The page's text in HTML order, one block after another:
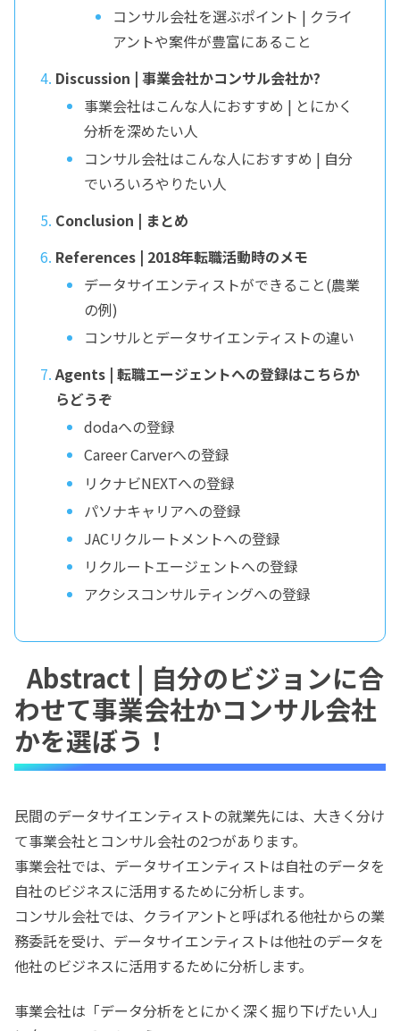
コンサル会社を選ぶポイント | クライ
アントや案件が豊富にあること
Discussion | 事業会社かコンサル会社か?
事業会社はこんな人におすすめ | とにかく
分析を深めたい人
コンサル会社はこんな人におすすめ | 自分
でいろいろやりたい人
Conclusion | まとめ
References | 2018年転職活動時のメモ
データサイエンティストができること(農業
の例)
コンサルとデータサイエンティストの違い
Agents | 転職エージェントへの登録はこちらか
らどうぞ
dodaへの登録
Career Carverへの登録
リクナビNEXTへの登録
パソナキャリアへの登録
JACリクルートメントへの登録
リクルートエージェントへの登録
アクシスコンサルティングへの登録
Abstract | 自分のビジョンに合
わせて事業会社かコンサル会社
かを選ぼう！
民間のデータサイエンティストの就業先には、大きく分け
て事業会社とコンサル会社の2つがあります。
事業会社では、データサイエンティストは自社のデータを
自社のビジネスに活用するために分析します。
コンサル会社では、クライアントと呼ばれる他社からの業
務委託を受け、データサイエンティストは他社のデータを
他社のビジネスに活用するために分析します。
事業会社は「データ分析をとにかく深く掘り下げたい人」